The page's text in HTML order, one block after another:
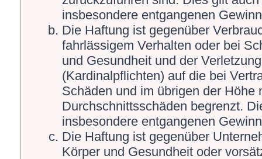
insbesondere entgangenen
Die Haftung ist gegenüber
fahrlässigem Verhalten oder bei
und Gesundheit und der
(Kardinalpflichten) auf die bei
Schäden und im übrigen der Höhe
Durchschnittsschäden begrenzt.
insbesondere entgangenen
Die Haftung ist gegenüber
Körper und Gesundheit oder